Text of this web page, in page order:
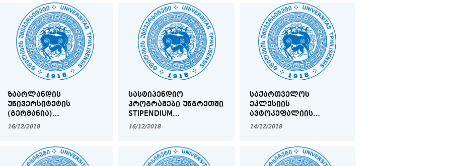
ᲒᲐᲜᲐᲗᲚᲔᲑᲘᲡ
ᲛᲔᲪᲜᲘᲔᲠᲔᲑᲐᲗᲐ
ᲤᲐᲙᲣᲚᲢᲔᲢᲘᲡ
ᲒᲐᲜᲐᲗᲚᲔᲑᲘᲡ
ᲛᲔᲪᲜᲘᲔᲠᲔᲑᲐᲗᲐ
ᲓᲔᲞᲐᲠᲢᲐᲛᲔᲜᲢᲨᲘ
ᲐᲦᲛᲝᲡᲐᲕᲚᲔᲗᲘᲡ
ᲢᲔᲥᲜᲘᲙᲣᲠ
ᲣᲜᲘᲕᲔᲠᲡᲘᲢᲔᲢᲨᲘ
ᲖᲐᲐᲠᲚᲐᲜᲓᲘᲡ
ᲣᲜᲘᲕᲔᲠᲡᲘᲢᲔᲢᲘᲡ
(ᲒᲔᲠᲛᲐᲜᲘᲐ)
ᲡᲢᲘᲞᲔᲜᲓᲘᲔᲑᲘ ᲗᲡᲣ
ᲓᲝᲥᲢᲝᲠᲐᲜᲢᲣᲠᲘᲡ
ᲡᲐᲤᲔᲮᲣᲠᲘᲡ
16/12/2018
ᲡᲐᲡᲢᲘᲞᲔᲜᲓᲘᲝ
ᲞᲠᲝᲒᲠᲐᲛᲔᲑᲘ ᲣᲜᲒᲠᲔᲗᲨᲘ
STIPENDIUM
HUNGARICUM
16/12/2018
ᲡᲐᲥᲐᲠᲗᲕᲔᲚᲝᲡ
ᲔᲙᲚᲔᲡᲘᲘᲡ
ᲐᲕᲢᲝᲙᲔᲤᲐᲚᲘᲘᲡ
ᲐᲦᲓᲒᲔᲜᲘᲡ 100
ᲦᲝᲜᲘᲡᲫᲘᲔᲑᲔᲑᲘ ᲗᲡᲣ-ᲨᲘ
14/12/2018